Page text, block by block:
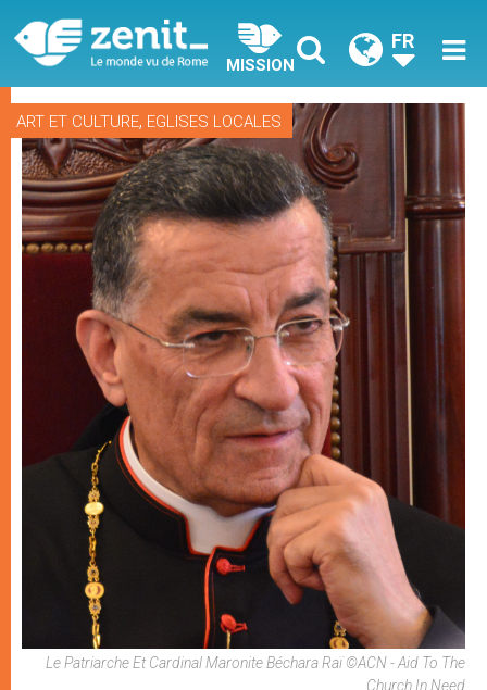
MISSION
FR
ART ET CULTURE, EGLISES LOCALES
Le Patriarche Et Cardinal Maronite Béchara Raï ©ACN - Aid To The
Church In Need